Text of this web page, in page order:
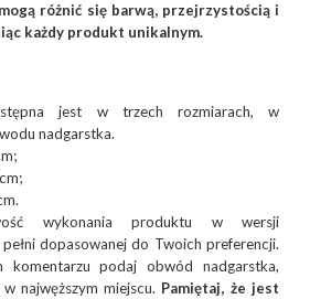
różnić się barwą, przejrzystością i
każdy produkt unikalnym.
jest w trzech rozmiarach, w
nadgarstka.
wykonania produktu w wersji
dopasowanej do Twoich preferencji.
komentarzu podaj obwód nadgarstka,
najwęższym miejscu. Pamiętaj, że jest